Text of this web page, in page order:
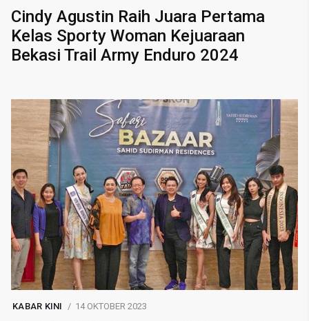
Cindy Agustin Raih Juara Pertama
Kelas Sporty Woman Kejuaraan
Bekasi Trail Army Enduro 2024
KABAR KINI 14 OKTOBER 2023